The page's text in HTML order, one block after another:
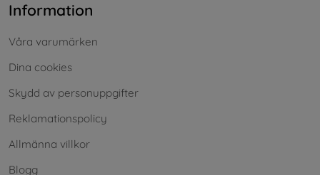
Information
Våra varumärken
Dina cookies
Skydd av personuppgifter
Reklamationspolicy
Allmänna villkor
Blogg